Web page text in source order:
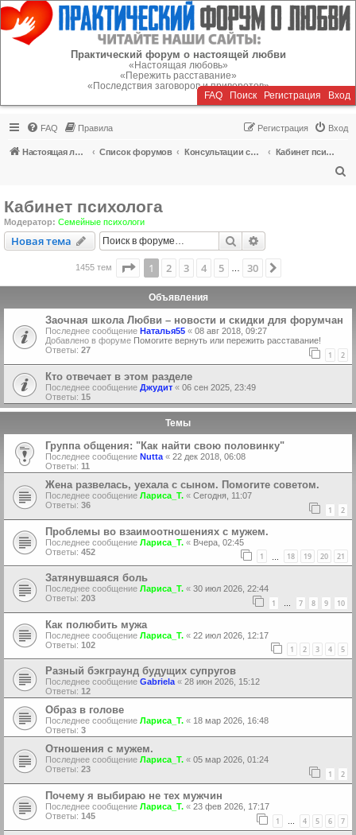
Регистрация
Практический форум о настоящей любви
«Настоящая любовь»
«Пережить расставание»
«Последствия заговоров и приворотов»
FAQ Поиск Регистрация Вход
FAQ Правила Вход
Регистрация
Настоящая любовь Список форумов Консультации специалистов
Кабинет психолога
Кабинет психолога
Модератор: Семейные психологи
Новая тема
Новаятема Поиск
1455 тем Страница из 30
1 2 3 4 5 30
Объявления
Заочная школа Любви – новости и скидки для форумчан
Последнее сообщение Наталья55 « 08 авг 2018, 09:27
Добавлено в форуме Помогите вернуть или пережить расставание!
Ответы: 27 1 2
Кто отвечает в этом разделе
Последнее сообщение Джудит « 06 сен 2025, 23:49
Ответы: 15
Темы
Группа общения: "Как найти свою половинку"
Последнее сообщение Nutta « 22 дек 2018, 06:08
Ответы: 11
Жена развелась, уехала с сыном. Помогите советом.
Последнее сообщение Лариса_Т. « Сегодня, 11:07
Ответы: 36 1 2
Проблемы во взаимоотношениях с мужем.
Последнее сообщение Лариса_Т. « Вчера, 02:45
Ответы: 452 1 18 19 20 21
Затянувшаяся боль
Последнее сообщение Лариса_Т. « 30 июл 2026, 22:44
Ответы: 203 1 … 7 8 9 10
Как полюбить мужа
Последнее сообщение Лариса_Т. « 22 июл 2026, 12:17
Ответы: 102 1 2 3 4 5
Разный бэкграунд будущих супругов
Последнее сообщение Gabriela« 28 июн 2026, 15:12
Ответы: 12
Образ в голове
Последнее сообщение Лариса_Т. « 18 мар 2026, 16:48
Ответы: 3
Отношения с мужем.
Последнее сообщение Лариса_Т. « 05 мар 2026, 01:24
Ответы: 23 1 2
Почему я выбираю не тех мужчин
Последнее сообщение Лариса_Т. « 23 фев 2026, 17:17
Ответы: 145 1 … 4 5 6 7